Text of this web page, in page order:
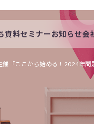
資料セミナーお知らせ会
会社概要
私たち
採用情報
「ここから始める！2024年